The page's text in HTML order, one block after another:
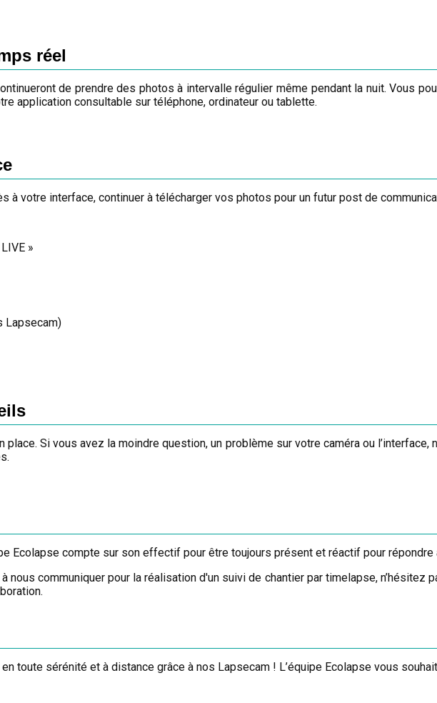
réel
de prendre des photos à intervalle régulier même pendant la nuit. Vous
application consultable sur téléphone, ordinateur ou tablette.
à votre interface, continuer à télécharger vos photos pour un futur post de
»
Lapsecam)
place. Si vous avez la moindre question, un problème sur votre caméra ou
Ecolapse compte sur son effectif pour être toujours présent et réactif pour répondre
nous communiquer pour la réalisation d'un suivi de chantier par timelapse, n’hésitez
toute sérénité et à distance grâce à nos Lapsecam ! L’équipe Ecolapse vous